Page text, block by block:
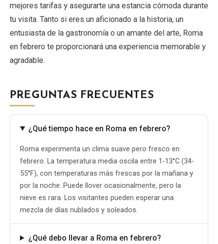
mejores tarifas y asegurarte una estancia cómoda durante
tu visita. Tanto si eres un aficionado a la historia, un
entusiasta de la gastronomía o un amante del arte, Roma
en febrero te proporcionará una experiencia memorable y
agradable.
PREGUNTAS FRECUENTES
¿Qué tiempo hace en Roma en febrero?
Roma experimenta un clima suave pero fresco en
febrero. La temperatura media oscila entre 1-13°C (34-
55°F), con temperaturas más frescas por la mañana y
por la noche. Puede llover ocasionalmente, pero la
nieve es rara. Los visitantes pueden esperar una
mezcla de días nublados y soleados.
¿Qué debo llevar a Roma en febrero?